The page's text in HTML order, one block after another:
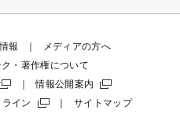
報
メディアの方へ
ク・著作権について
情報公開案内
イン
サイトマップ